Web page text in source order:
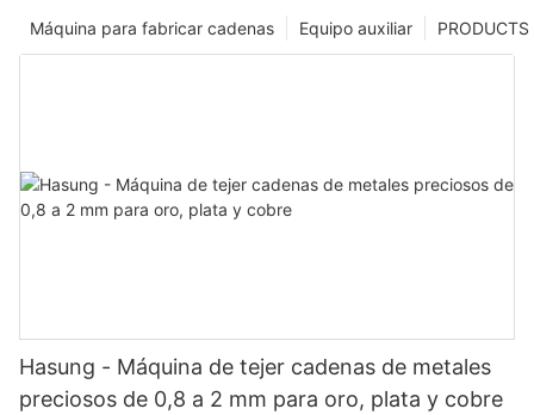
PRODUCTS
Equipo auxiliar
Máquina para fabricar cadenas
Hasung - Máquina de tejer cadenas de metales
preciosos de 0,8 a 2 mm para oro, plata y cobre